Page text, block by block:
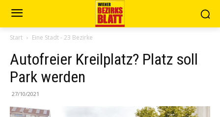
Start Eine Stadt - 23 Bezirke
Autofreier Kreilplatz? Platz soll
Park werden
27/10/2021